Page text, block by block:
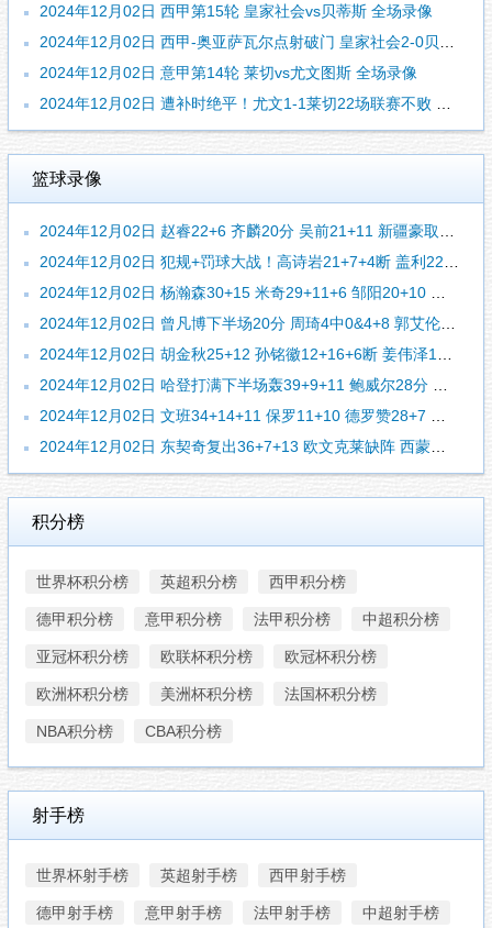
2024年12月02日 西甲第15轮 皇家社会vs贝蒂斯 全场录像
2024年12月02日 西甲-奥亚萨瓦尔点射破门 皇家社会2-0贝蒂斯
2024年12月02日 意甲第14轮 莱切vs尤文图斯 全场录像
2024年12月02日 遭补时绝平！尤文1-1莱切22场联赛不败 雷比奇绝平坎比亚索破门
篮球录像
2024年12月02日 赵睿22+6 齐麟20分 吴前21+11 新疆豪取7连胜&终结浙江5连胜
2024年12月02日 犯规+罚球大战！高诗岩21+7+4断 盖利22+7 山东送上海6连败
2024年12月02日 杨瀚森30+15 米奇29+11+6 邹阳20+10 青岛险胜福建
2024年12月02日 曾凡博下半场20分 周琦4中0&4+8 郭艾伦7分 北京大胜广州
2024年12月02日 胡金秋25+12 孙铭徽12+16+6断 姜伟泽18+9+7 广厦力克吉林
2024年12月02日 哈登打满下半场轰39+9+11 鲍威尔28分 约基奇3双 快船胜掘金
2024年12月02日 文班34+14+11 保罗11+10 德罗赞28+7 马刺险胜国王
2024年12月02日 东契奇复出36+7+13 欧文克莱缺阵 西蒙斯27分 独行侠胜开拓者
积分榜
世界杯积分榜 英超积分榜 西甲积分榜
德甲积分榜 意甲积分榜 法甲积分榜 中超积分榜
亚冠杯积分榜 欧联杯积分榜 欧冠杯积分榜
欧洲杯积分榜 美洲杯积分榜 法国杯积分榜
NBA积分榜 CBA积分榜
射手榜
世界杯射手榜 英超射手榜 西甲射手榜
德甲射手榜 意甲射手榜 法甲射手榜 中超射手榜